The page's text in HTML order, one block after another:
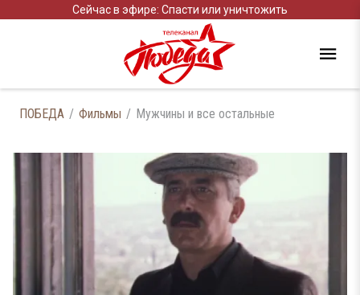
Сейчас в эфире: Спасти или уничтожить
ПОБЕДА Фильмы Мужчины и все остальные